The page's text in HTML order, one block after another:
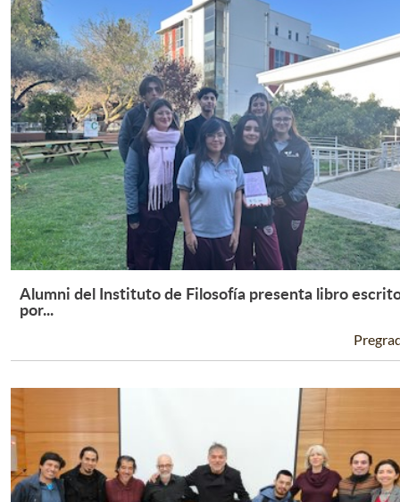
Leer Más +
Alumni del Instituto de Filosofía presenta libro
por...